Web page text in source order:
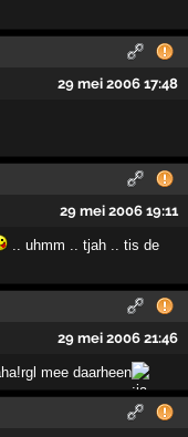
29 mei 2006 17:48
29 mei 2006 19:11
.. uhmm .. tjah .. tis de
29 mei 2006 21:46
mee daarheen